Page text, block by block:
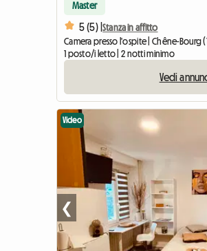
Master
5 (5) |Stanza in affitto
Camera presso l'ospite | Chêne-Bourg
1 posto/i letto | 2 notti minimo
Vedi
Video
❮